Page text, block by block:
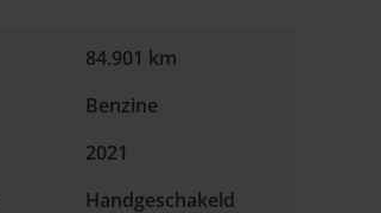
84.901 km
Benzine
2021
Handgeschakeld